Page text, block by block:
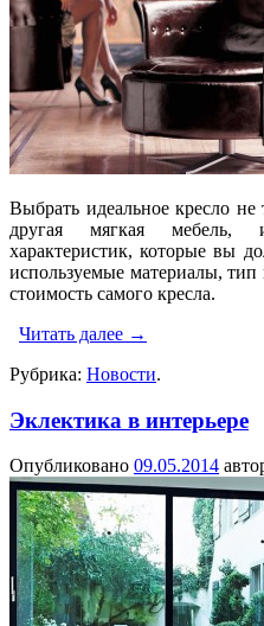
Выбрать идеальное кресло
другая мягкая мебель,
характеристик, которые вы
используемые материалы, тип
стоимость самого кресла.
Читать далее →
Рубрика: Новости.
Эклектика в интерьере
Опубликовано 09.05.2014